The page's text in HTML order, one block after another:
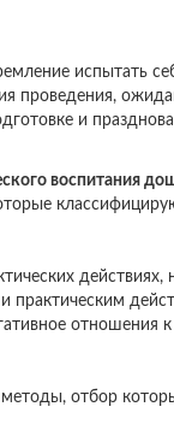
испытать
проведения,
и
воспитания
отношения
отбор